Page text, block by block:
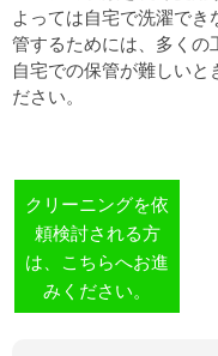
よっては自宅で洗濯で
管するためには、多くの
自宅での保管が難しいと
ださい。
クリーニングを依
頼検討される方
は、こちらへお進
みください。